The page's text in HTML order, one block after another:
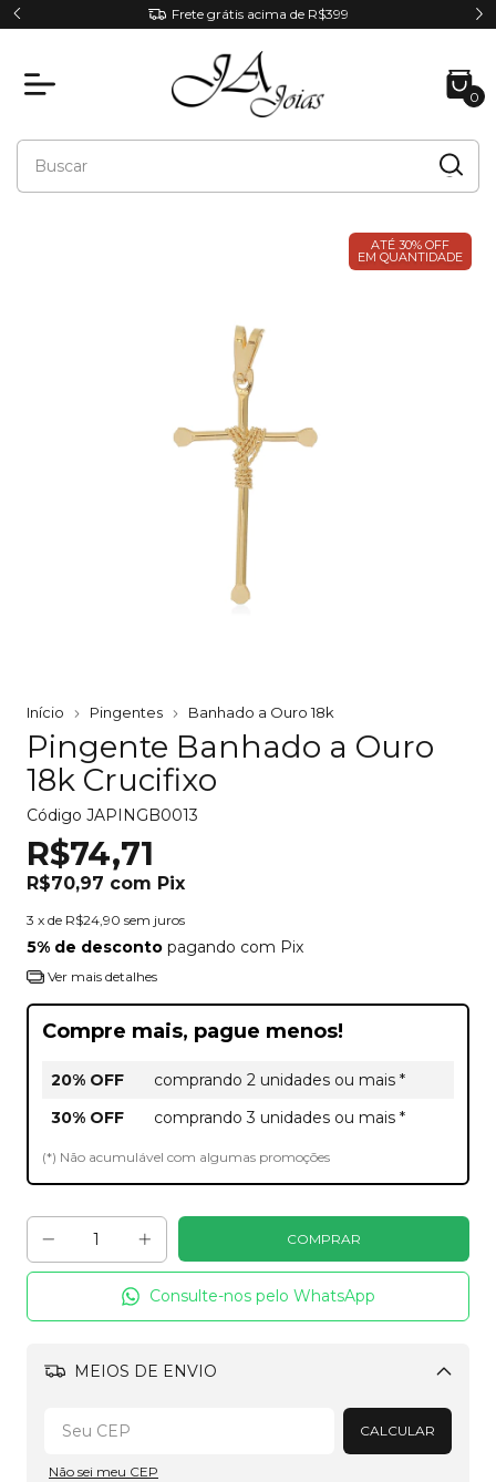
Frete grátis acima de R$399
0
ATÉ 30% OFF
EM QUANTIDADE
Início Pingentes Banhado a Ouro 18k
Pingente Banhado a Ouro
18k Crucifixo
Código JAPINGB0013
R$74,71
R$70,97 com Pix
3 x de R$24,90 sem juros
5% de desconto pagando com Pix
Ver mais detalhes
Compre mais, pague menos!
20% OFF
comprando 2 unidades ou mais *
30% OFF
comprando 3 unidades ou mais *
(*) Não acumulável com algumas promoções
Consulte-nos pelo WhatsApp
MEIOS DE ENVIO
Alterar CEP
CALCULAR
Não sei meu CEP